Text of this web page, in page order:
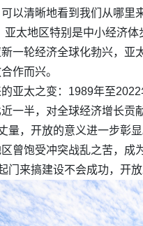
以清晰地看到我们从哪里
太地区特别是中小经济体
一轮经济全球化勃兴，亚
作而兴。
亚太之变：1989年至
一半，对全球经济增长贡
量，开放的意义进一步彰
曾饱受冲突战乱之苦，成
门来搞建设不会成功，开